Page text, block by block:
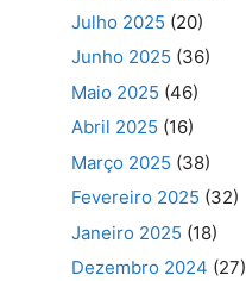
Julho 2025 (20)
Junho 2025 (36)
Maio 2025 (46)
Abril 2025 (16)
Março 2025 (38)
Fevereiro 2025 (32)
Janeiro 2025 (18)
Dezembro 2024 (27)